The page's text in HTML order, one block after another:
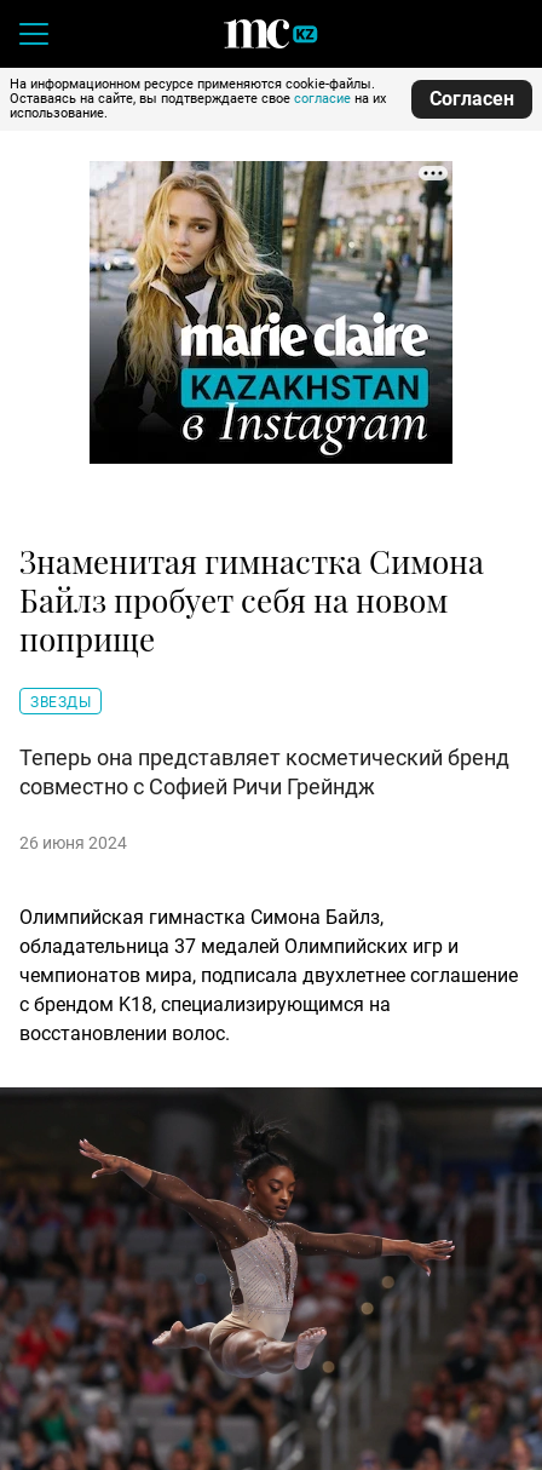
На информационном ресурсе применяются cookie-файлы.
Оставаясь на сайте, вы подтверждаете свое согласие на их
использование.
Согласен
Знаменитая гимнастка Симона
Байлз пробует себя на новом
поприще
ЗВЕЗДЫ
Теперь она представляет косметический бренд
совместно с Софией Ричи Грейндж
26 июня 2024
Олимпийская гимнастка Симона Байлз,
обладательница 37 медалей Олимпийских игр и
чемпионатов мира, подписала двухлетнее соглашение
с брендом K18, специализирующимся на
восстановлении волос.